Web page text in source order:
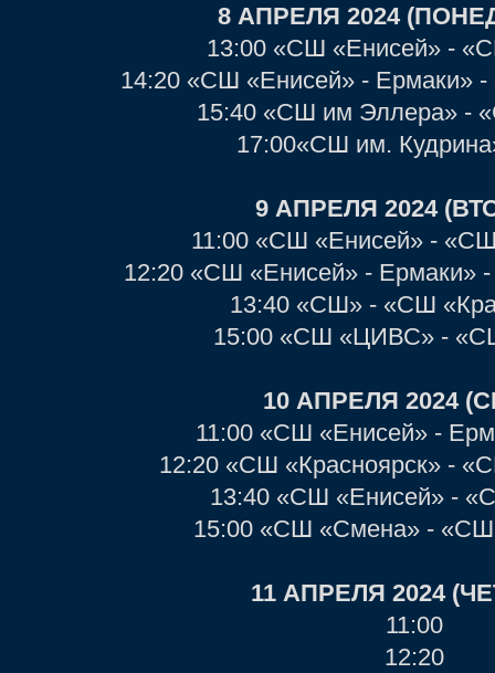
8 АПРЕЛЯ 2024
13:00 «СШ «Енисей» -
14:20 «СШ «Енисей» - Ермаки»
15:40 «СШ им Эллера» -
17:00«СШ им.
9 АПРЕЛЯ 2024
11:00 «СШ «Енисей» -
12:20 «СШ «Енисей» - Ермаки»
13:40 «СШ» - «СШ
15:00 «СШ «ЦИВС» -
10 АПРЕЛЯ 2024
11:00 «СШ «Енисей» -
12:20 «СШ «Красноярск» -
13:40 «СШ «Енисей» -
15:00 «СШ «Смена» -
11 АПРЕЛЯ 2024
11:00
12:20